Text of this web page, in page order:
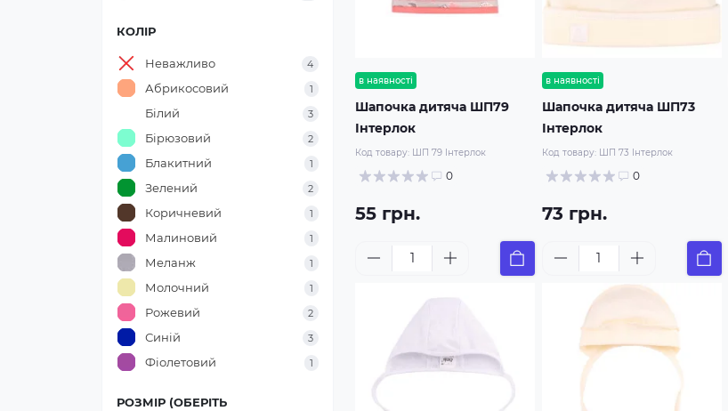
КОЛІР
Неважливо 4
Абрикосовий 1
Білий 3
Бірюзовий 2
Блакитний 1
Зелений 2
Коричневий 1
Малиновий 1
Меланж 1
Молочний 1
Рожевий 2
Синій 3
Фіолетовий 1
РОЗМІР (ОБЕРІТЬ
в наявності
Шапочка дитяча ШП79
Інтерлок
Код товару: ШП 79 Інтерлок
0
55 грн.
в наявності
Шапочка дитяча ШП73
Інтерлок
Код товару: ШП 73 Інтерлок
0
73 грн.